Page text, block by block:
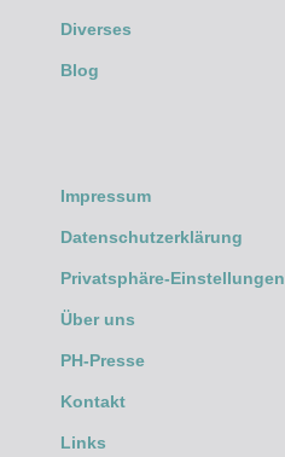
Diverses
Blog
Impressum
Datenschutzerklärung
Privatsphäre-Einstellungen
Über uns
PH-Presse
Kontakt
Links